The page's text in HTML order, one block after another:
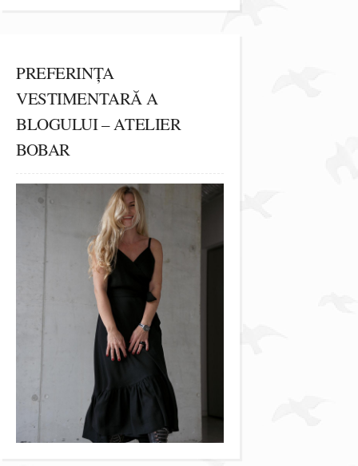
PREFERINȚA
VESTIMENTARĂ A
BLOGULUI – ATELIER
BOBAR